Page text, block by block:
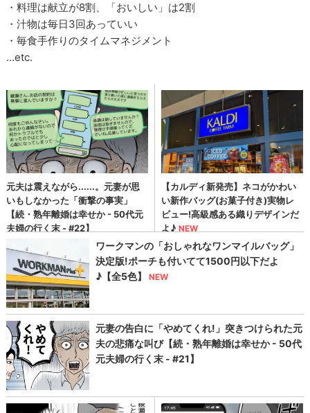
・料理は献立が8割、「おいしい」は2割
・汁物は毎日3回あっていい
・毎食手作りのタイムマネジメント
…etc.